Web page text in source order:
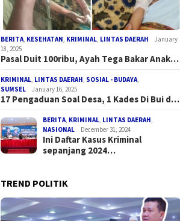
BERITA, KESEHATAN, KRIMINAL, LINTAS DAERAH
January
18, 2025
Pasal Duit 100ribu, Ayah Tega Bakar Anak…
KRIMINAL, LINTAS DAERAH, SOSIAL - BUDAYA,
SUMSEL
January 16, 2025
17 Pengaduan Soal Desa, 1 Kades Di Bui d…
BERITA, KRIMINAL, LINTAS DAERAH,
NASIONAL
December 31, 2024
Ini Daftar Kasus Kriminal
sepanjang 2024…
TREND POLITIK